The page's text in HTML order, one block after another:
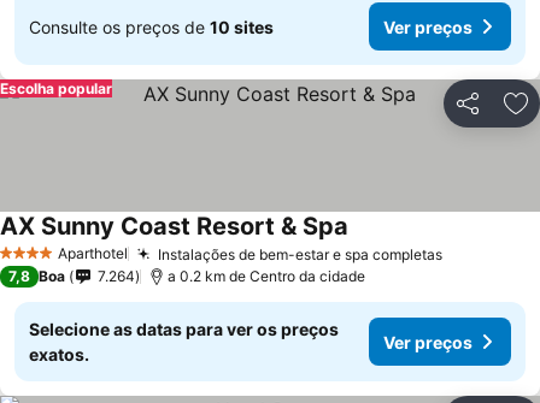
Consulte os preços de 10 sites Ver preços
Partilhar
Escolha popular
4 EstrelasAparthotel Instalações de bem-estar e spa completas
AX Sunny Coast Resort & Spa
7,8 Boa 7.264 a 0.2 km de Centro da cidade
Selecione as datas para ver os preços
exatos.
Ver preços